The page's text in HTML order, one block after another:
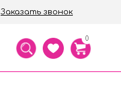
Заказать звонок
0